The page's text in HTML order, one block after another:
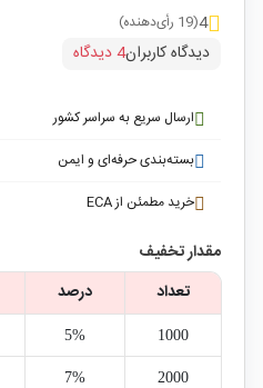
4(19 رأی‌دهنده)
دیدگاه کاربران4 دیدگاه
ارسال سریع به سراسر کشور
بسته‌بندی حرفه‌ای و ایمن
خرید مطمئن از ECA
مقدار تخفیف
تعداد
درصد
1000
5%
2000
7%